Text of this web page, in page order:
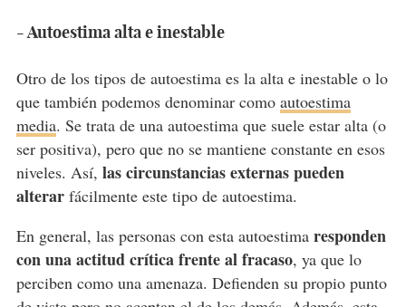
- Autoestima alta e inestable
Otro de los tipos de autoestima es la alta e inestable o lo
que también podemos denominar como autoestima
media. Se trata de una autoestima que suele estar alta (o
ser positiva), pero que no se mantiene constante en esos
niveles. Así, las circunstancias externas pueden
alterarfácilmente este tipo de autoestima.
En general, las personas con esta autoestima responden
con una actitud crítica frente al fracaso, ya que lo
perciben como una amenaza. Defienden su propio punto